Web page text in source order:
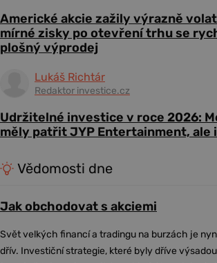
Americké akcie zažily výrazně
mírné zisky po otevření trhu se
plošný výprodej
Lukáš Richtár
Redaktor investice.cz
Udržitelné investice v roce 2026:
měly patřit JYP Entertainment, ale
Vědomosti dne
Jak obchodovat s akciemi
Svět velkých financí a tradingu na burzách je
dřív. Investiční strategie, které byly dříve